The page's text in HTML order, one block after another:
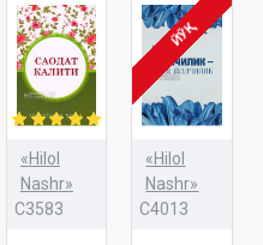
«Hilol
Nashr»
C3583
ЙЎҚ
«Hilol
Nashr»
C4013